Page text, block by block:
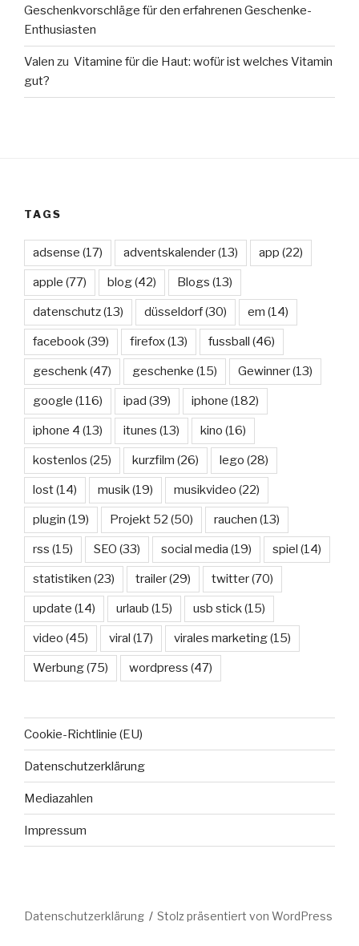
Geschenkvorschläge für den erfahrenen Geschenke-
Enthusiasten
Valen zu Vitamine für die Haut: wofür ist welches Vitamin
gut?
TAGS
adsense (17) adventskalender(13) app (22)
apple (77) blog(42) Blogs (13)
datenschutz(13) düsseldorf(30) em (14)
facebook(39) firefox(13) fussball (46)
geschenk(47) geschenke (15) Gewinner(13)
google (116) ipad (39) iphone (182)
iphone 4 (13) itunes (13) kino (16)
kostenlos (25) kurzfilm (26) lego (28)
lost(14) musik(19) musikvideo (22)
plugin (19) Projekt 52 (50) rauchen (13)
rss (15) SEO (33) social media (19) spiel (14)
statistiken (23) trailer(29) twitter(70)
update (14) urlaub (15) usb stick(15)
video (45) viral (17) virales marketing(15)
Werbung(75) wordpress (47)
Cookie-Richtlinie (EU)
Datenschutzerklärung
Mediazahlen
Impressum
Datenschutzerklärung Stolz präsentiert von WordPress